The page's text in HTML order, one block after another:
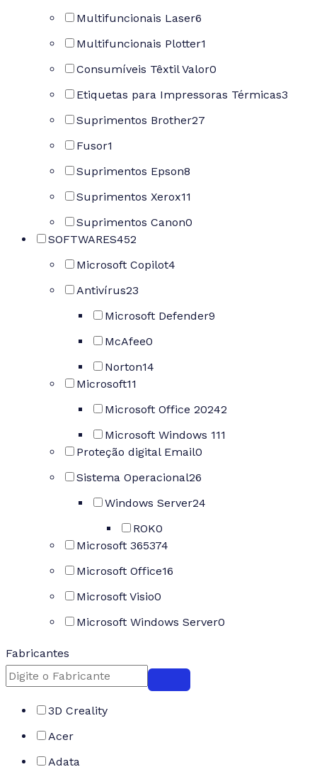
Multifuncionais Laser6
Multifuncionais Plotter1
Consumíveis Têxtil Valor0
Etiquetas para Impressoras Térmicas3
Suprimentos Brother27
Fusor1
Suprimentos Epson8
Suprimentos Xerox11
Suprimentos Canon0
SOFTWARES452
Microsoft Copilot4
Antivírus23
Microsoft Defender9
McAfee0
Norton14
Microsoft11
Microsoft Office 20242
Microsoft Windows 111
Proteção digital Email0
Sistema Operacional26
Windows Server24
ROK0
Microsoft 365374
Microsoft Office16
Microsoft Visio0
Microsoft Windows Server0
Fabricantes
3D Creality
Acer
Adata